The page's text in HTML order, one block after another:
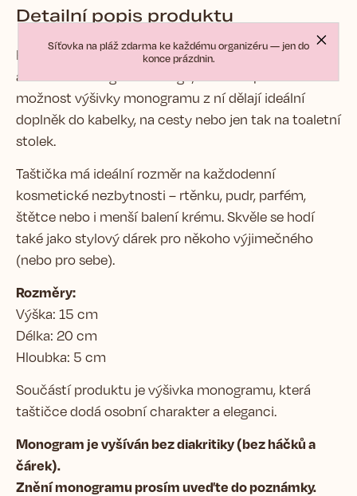
Síťovka na pláž zdarma ke každému organizéru — jen do
konce prázdnin.
Detailní popis produktu
Kosmetická taštička, která spojuje krásu, funkčnost
a osobitost. Elegantní design, kvalitní zpracování a
možnost výšivky monogramu z ní dělají ideální
doplněk do kabelky, na cesty nebo jen tak na toaletní
stolek.
Taštička má ideální rozměr na každodenní
kosmetické nezbytnosti – rtěnku, pudr, parfém,
štětce nebo i menší balení krému. Skvěle se hodí
také jako stylový dárek pro někoho výjimečného
(nebo pro sebe).
Rozměry:
Výška: 15 cm
Délka: 20 cm
Hloubka: 5 cm
Součástí produktu je výšivka monogramu, která
taštičce dodá osobní charakter a eleganci.
Monogram je vyšíván bez diakritiky (bez háčků a
čárek).
Znění monogramu prosím uveďte do poznámky.